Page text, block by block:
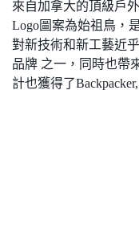
來自加拿大的頂級戶
Logo圖案為始祖鳥，
對新技術和新工藝近
品牌 之一，同時也帶
計也獲得了